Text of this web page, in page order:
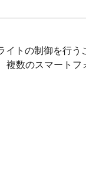
トの制御を行
数のスマートフ